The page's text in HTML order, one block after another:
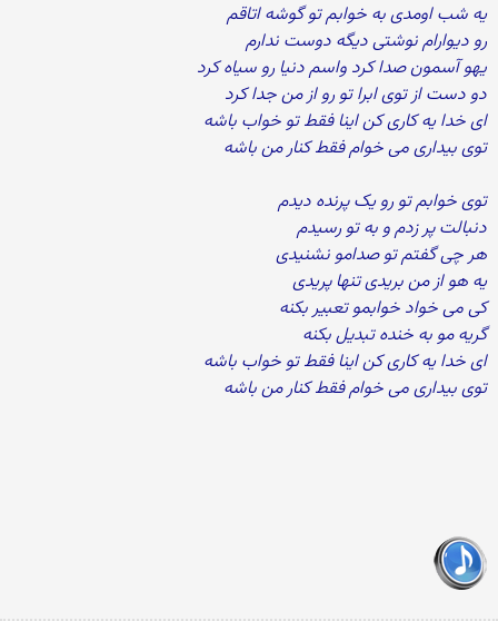
یه شب اومدی به خوابم تو گوشه اتاقم
رو دیوارام نوشتی دیگه دوست ندارم
یهو آسمون صدا کرد واسم دنیا رو سیاه کرد
دو دست از توی ابرا تو رو از من جدا کرد
ای خدا یه کاری کن اینا فقط تو خواب باشه
توی بیداری می خوام فقط کنار من باشه
توی خوابم تو رو یک پرنده دیدم
دنبالت پر زدم و به تو رسیدم
هر چی گفتم تو صدامو نشنیدی
یه هو از من بریدی تنها پریدی
کی می خواد خوابمو تعبیر بکنه
گریه مو به خنده تبدیل بکنه
ای خدا یه کاری کن اینا فقط تو خواب باشه
توی بیداری می خوام فقط کنار من باشه